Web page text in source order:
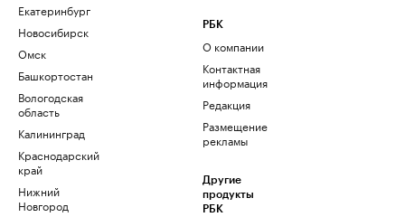
Екатеринбург
Новосибирск
Омск
Башкортостан
Вологодская
область
Калининград
Краснодарский
край
Нижний
Новгород
РБК
О компании
Контактная
информация
Редакция
Размещение
рекламы
Другие
продукты
РБК